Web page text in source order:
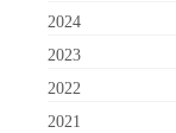
2024
2023
2022
2021